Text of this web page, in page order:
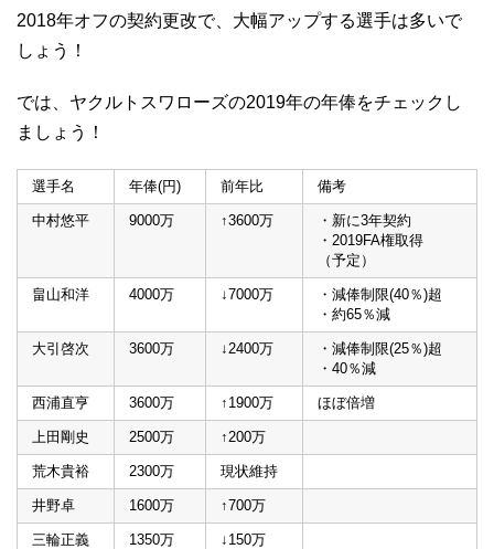
2018年オフの契約更改で、大幅アップする選手は多いで
しょう！
では、ヤクルトスワローズの2019年の年俸をチェックし
ましょう！
選手名 年俸(円) 前年比 備考
中村悠平 9000万 ↑3600万
・新に3年契約
・2019FA権取得
（予定）
畠山和洋 4000万 ↓7000万
・減俸制限(40％)超
・約65％減
大引啓次 3600万 ↓2400万
・減俸制限(25％)超
・40％減
西浦直亨 3600万 ↑1900万 ほぼ倍増
上田剛史 2500万 ↑200万
荒木貴裕 2300万 現状維持
井野卓 1600万 ↑700万
三輪正義 1350万 ↓150万